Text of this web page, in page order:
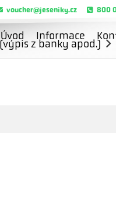
voucher@jeseniky.cz 800
Úvod Informace
z banky apod.)